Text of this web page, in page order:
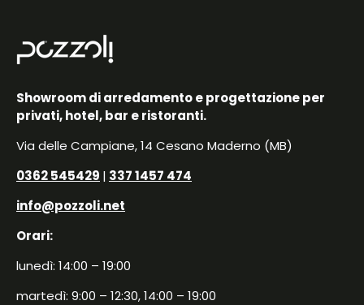
Showroom di arredamento e progettazione per
privati, hotel, bar e ristoranti.
Via delle Campiane, 14 Cesano Maderno (MB)
0362 545429 | 337 1457 474
info@pozzoli.net
Orari:
lunedì: 14:00 – 19:00
martedì: 9:00 – 12:30, 14:00 – 19:00